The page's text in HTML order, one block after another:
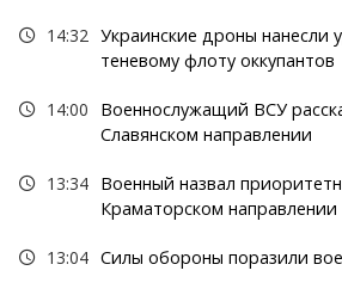
14:32 Украинские дроны нанесли
теневому флоту оккупантов
14:00
Военнослужащий ВСУ
Славянском направлении
13:34 Военный назвал
Краматорском направлении
13:04 Силы обороны поразили